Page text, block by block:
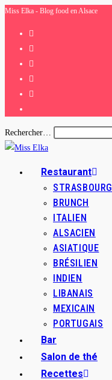
Skip
Miss Elka - Blog food en Alsace
Rechercher…
Restaurant
STRASBOURG
BRUNCH
ITALIEN
ALSACIEN
ASIATIQUE
BRÉSILIEN
INDIEN
LIBANAIS
MEXICAIN
PORTUGAIS
Bar
Salon de thé
Recettes